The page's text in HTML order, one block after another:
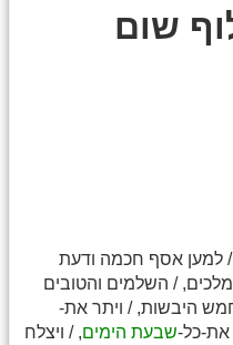
שום
/ למען אסף חכמה ודעת
/ השלמים והטובים
היבשות, / ויתר את-
את-כל-שבעת הימים, / ויצלח